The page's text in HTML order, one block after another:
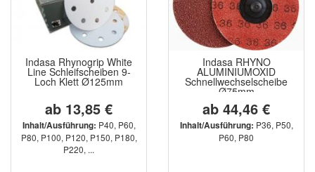
Indasa Rhynogrip White
Line Schleifscheiben 9-
Loch Klett Ø125mm
ab 13,85 €
Inhalt/Ausführung: P40, P60,
P80, P100, P120, P150, P180,
P220, ...
Indasa RHYNO
ALUMINIUMOXID
Schnellwechselscheibe
Ø75mm
ab 44,46 €
Inhalt/Ausführung: P36, P50,
P60, P80